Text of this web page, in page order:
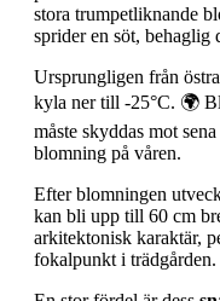
stora trumpetliknande
sprider en söt, behaglig
Ursprungligen från
kyla ner till -25°C. 🌍
måste skyddas mot
blomning på våren.
Efter blomningen
kan bli upp till 60 cm
arkitektonisk karaktär,
fokalpunkt i trädgården.